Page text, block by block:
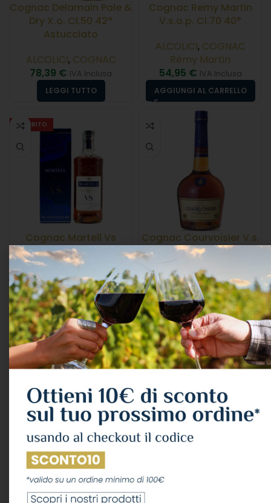
Cognac Delamain Pale &
Dry X.o. Cl.50 42°
Astucciato
ALCOLICI, COGNAC
78,39 € IVA Inclusa
LEGGI TUTTO
Cognac Remy Martin
V.s.o.p. Cl.70 40°
ALCOLICI, COGNAC
Rémy Martin
54,95 € IVA Inclusa
AGGIUNGI AL CARRELLO
ESAURITO
Cognac Martell Vs
Astucciato Cl.70 40°
ALCOLICI,COGNAC
30,20€ IVA Inclusa
LEGGI TUTTO
Cognac Courvoisier V.s.
Cl.70 40°
ALCOLICI,COGNAC
Courvoisier
29,89€ IVA Inclusa
AGGIUNGI AL CARRELLO
ESAURITO
Cognac Hennessy V.s.
Cl.70 40°